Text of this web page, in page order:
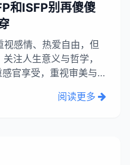
和ISFP别再傻傻
视感情、热爱自由，但
注人生意义与哲学，
官享受，重视审美与
注重实际感受。两者理
阅读更多